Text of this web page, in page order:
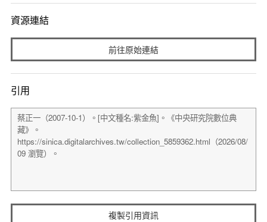
資源連結
前往原始連結
引用
複製引用資訊